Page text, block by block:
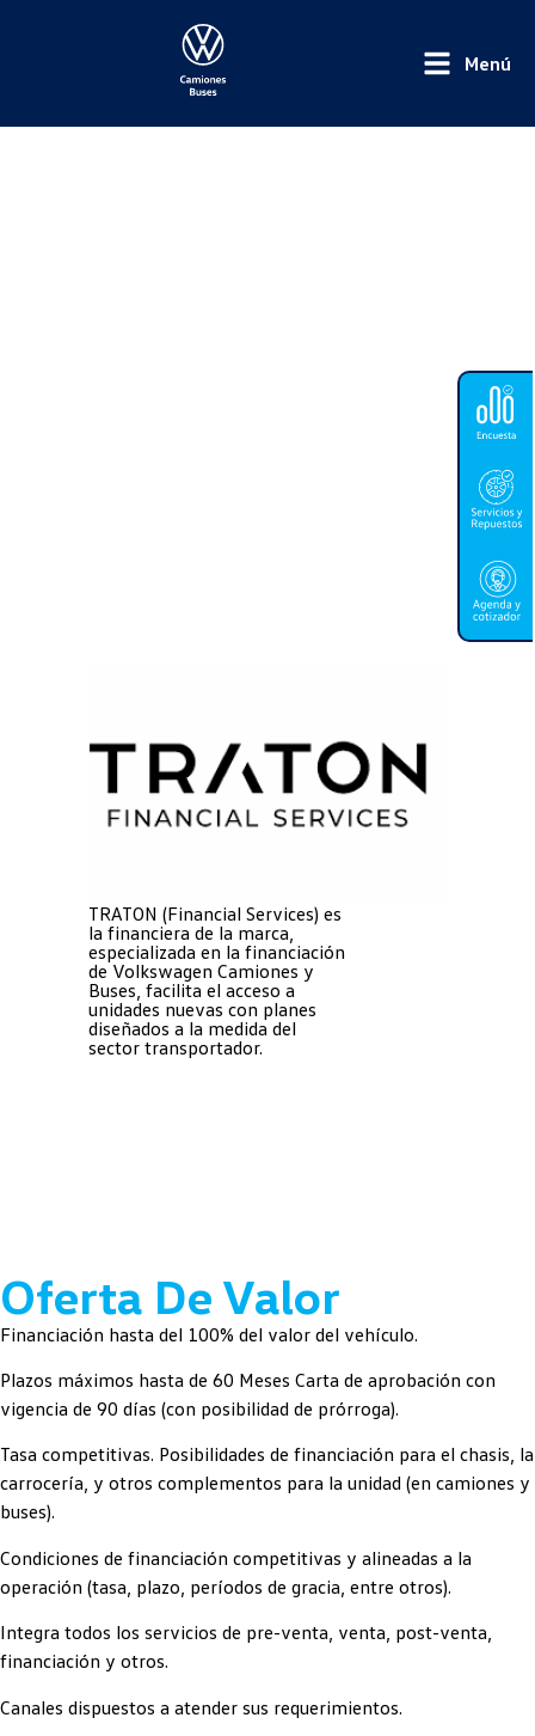
Menú
TRATON (Financial Services) es
la financiera de la marca,
especializada en la financiación
de Volkswagen Camiones y
Buses, facilita el acceso a
unidades nuevas con planes
diseñados a la medida del
sector transportador.
Oferta De Valor
Financiación hasta del 100% del valor del vehículo.
Plazos máximos hasta de 60 Meses Carta de aprobación con
vigencia de 90 días (con posibilidad de prórroga).
Tasa competitivas. Posibilidades de financiación para el chasis, la
carrocería, y otros complementos para la unidad (en camiones y
buses).
Condiciones de financiación competitivas y alineadas a la
operación (tasa, plazo, períodos de gracia, entre otros).
Integra todos los servicios de pre-venta, venta, post-venta,
financiación y otros.
Canales dispuestos a atender sus requerimientos.